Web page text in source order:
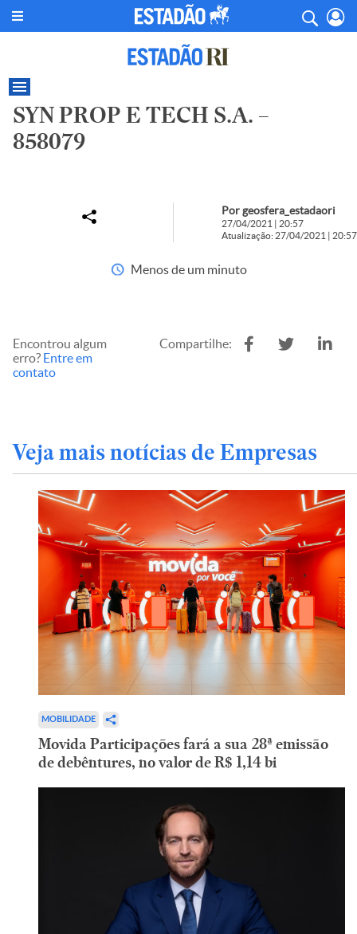
SYN PROP E TECH S.A. –
858079
Por geosfera_estadaori
27/04/2021 | 20:57
Atualização: 27/04/2021 | 20:57
Menos de um minuto
Encontrou algum
erro? Entre em
contato
Compartilhe:
Veja mais notícias de Empresas
MOBILIDADE
Movida Participações fará a sua 28ª emissão
de debêntures, no valor de R$ 1,14 bi